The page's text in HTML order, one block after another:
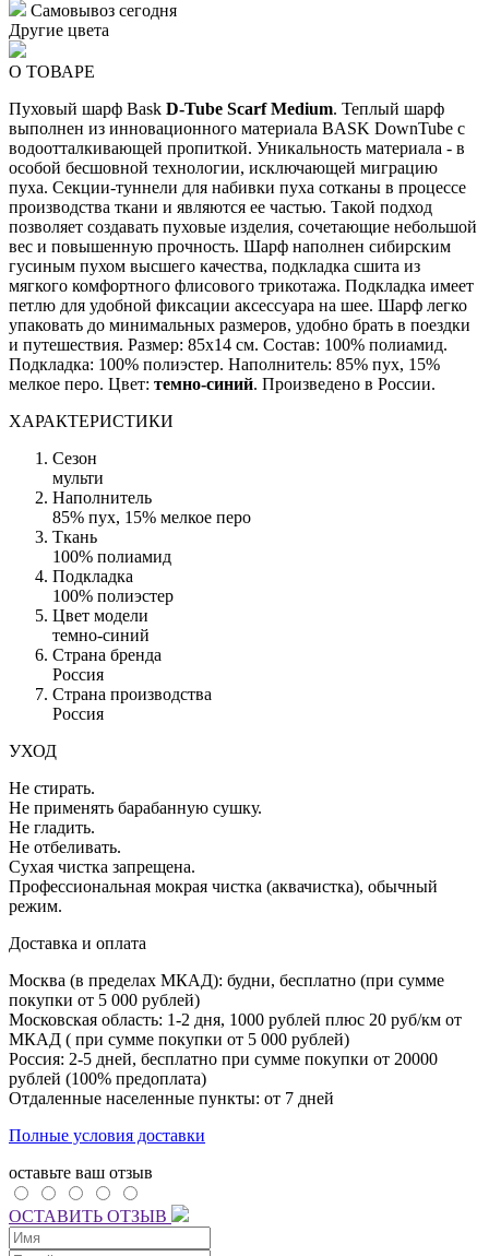
Самовывоз сегодня
Другие цвета
О ТОВАРЕ
Пуховый шарф Bask D-Tube Scarf Medium. Теплый шарф
выполнен из инновационного материала BASK DownTube с
водоотталкивающей пропиткой. Уникальность материала - в
особой бесшовной технологии, исключающей миграцию
пуха. Секции-туннели для набивки пуха сотканы в процессе
производства ткани и являются ее частью. Такой подход
позволяет создавать пуховые изделия, сочетающие небольшой
вес и повышенную прочность. Шарф наполнен сибирским
гусиным пухом высшего качества, подкладка сшита из
мягкого комфортного флисового трикотажа. Подкладка имеет
петлю для удобной фиксации аксессуара на шее. Шарф легко
упаковать до минимальных размеров, удобно брать в поездки
и путешествия. Размер: 85х14 см. Состав: 100% полиамид.
Подкладка: 100% полиэстер. Наполнитель: 85% пух, 15%
мелкое перо. Цвет: темно-синий. Произведено в России.
ХАРАКТЕРИСТИКИ
Сезон
мульти
Наполнитель
85% пух, 15% мелкое перо
Ткань
100% полиамид
Подкладка
100% полиэстер
Цвет модели
темно-синий
Страна бренда
Россия
Страна производства
Россия
УХОД
Не стирать.
Не применять барабанную сушку.
Не гладить.
Не отбеливать.
Сухая чистка запрещена.
Профессиональная мокрая чистка (аквачистка), обычный
режим.
Доставка и оплата
Москва (в пределах МКАД): будни, бесплатно (при сумме
покупки от 5 000 рублей)
Московская область: 1-2 дня, 1000 рублей плюс 20 руб/км от
МКАД ( при сумме покупки от 5 000 рублей)
Россия: 2-5 дней, бесплатно при сумме покупки от 20000
рублей (100% предоплата)
Отдаленные населенные пункты: от 7 дней
Полные условия доставки
оставьте ваш отзыв
ОСТАВИТЬ ОТЗЫВ